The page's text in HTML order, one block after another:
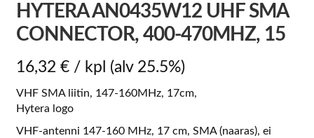
HYTERA AN0435W12 UHF SMA
CONNECTOR, 400-470MHZ, 15
16,32 €/ kpl (alv 25.5%)
VHF SMA liitin, 147-160MHz, 17cm,
Hytera logo
VHF-antenni 147-160 MHz, 17 cm, SMA (naaras), ei